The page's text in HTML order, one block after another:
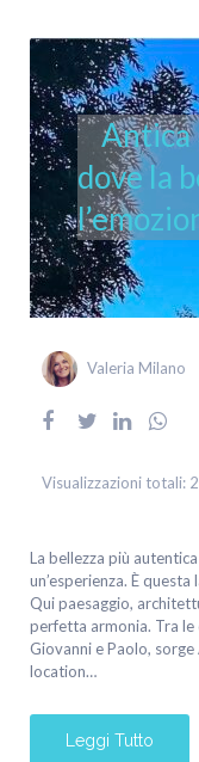
Antica
dove la
Valeria Milano
Visualizzazioni totali:
La bellezza più
un’esperienza. È
Qui paesaggio,
perfetta armonia. Tra le
Giovanni e Paolo,
location…
Leggi Tutto